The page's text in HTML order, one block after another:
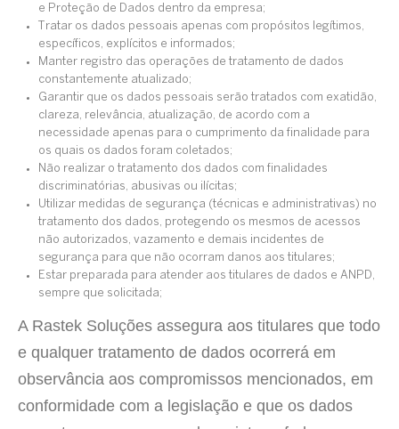
e Proteção de Dados dentro da empresa;
Tratar os dados pessoais apenas com propósitos legítimos,
específicos, explícitos e informados;
Manter registro das operações de tratamento de dados
constantemente atualizado;
Garantir que os dados pessoais serão tratados com exatidão,
clareza, relevância, atualização, de acordo com a
necessidade apenas para o cumprimento da finalidade para
os quais os dados foram coletados;
Não realizar o tratamento dos dados com finalidades
discriminatórias, abusivas ou ilícitas;
Utilizar medidas de segurança (técnicas e administrativas) no
tratamento dos dados, protegendo os mesmos de acessos
não autorizados, vazamento e demais incidentes de
segurança para que não ocorram danos aos titulares;
Estar preparada para atender aos titulares de dados e ANPD,
sempre que solicitada;
A Rastek Soluções assegura aos titulares que todo
e qualquer tratamento de dados ocorrerá em
observância aos compromissos mencionados, em
conformidade com a legislação e que os dados